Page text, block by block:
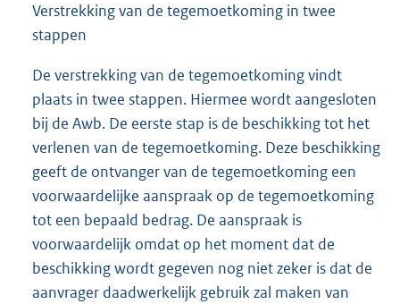
Verstrekking van de tegemoetkoming in twee
stappen
De verstrekking van de tegemoetkoming vindt
plaats in twee stappen. Hiermee wordt aangesloten
bij de Awb. De eerste stap is de beschikking tot het
verlenen van de tegemoetkoming. Deze beschikking
geeft de ontvanger van de tegemoetkoming een
voorwaardelijke aanspraak op de tegemoetkoming
tot een bepaald bedrag. De aanspraak is
voorwaardelijk omdat op het moment dat de
beschikking wordt gegeven nog niet zeker is dat de
aanvrager daadwerkelijk gebruik zal maken van